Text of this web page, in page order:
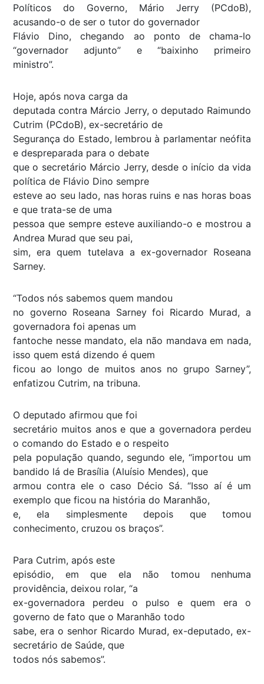
Políticos do Governo, Mário Jerry (PCdoB),
acusando-o de ser o tutor do governador
Flávio Dino, chegando ao ponto de chama-lo
“governador adjunto” e “baixinho primeiro
ministro”.
Hoje, após nova carga da
deputada contra Márcio Jerry, o deputado Raimundo
Cutrim (PCdoB), ex-secretário de
Segurança do Estado, lembrou à parlamentar neófita
e despreparada para o debate
que o secretário Márcio Jerry, desde o início da vida
política de Flávio Dino sempre
esteve ao seu lado, nas horas ruins e nas horas boas
e que trata-se de uma
pessoa que sempre esteve auxiliando-o e mostrou a
Andrea Murad que seu pai,
sim, era quem tutelava a ex-governador Roseana
Sarney.
“Todos nós sabemos quem mandou
no governo Roseana Sarney foi Ricardo Murad, a
governadora foi apenas um
fantoche nesse mandato, ela não mandava em nada,
isso quem está dizendo é quem
ficou ao longo de muitos anos no grupo Sarney”,
enfatizou Cutrim, na tribuna.
O deputado afirmou que foi
secretário muitos anos e que a governadora perdeu
o comando do Estado e o respeito
pela população quando, segundo ele, “importou um
bandido lá de Brasília (Aluísio Mendes), que
armou contra ele o caso Décio Sá. “Isso aí é um
exemplo que ficou na história do Maranhão,
e, ela simplesmente depois que tomou
conhecimento, cruzou os braços”.
Para Cutrim, após este
episódio, em que ela não tomou nenhuma
providência, deixou rolar, “a
ex-governadora perdeu o pulso e quem era o
governo de fato que o Maranhão todo
sabe, era o senhor Ricardo Murad, ex-deputado, ex-
secretário de Saúde, que
todos nós sabemos”.